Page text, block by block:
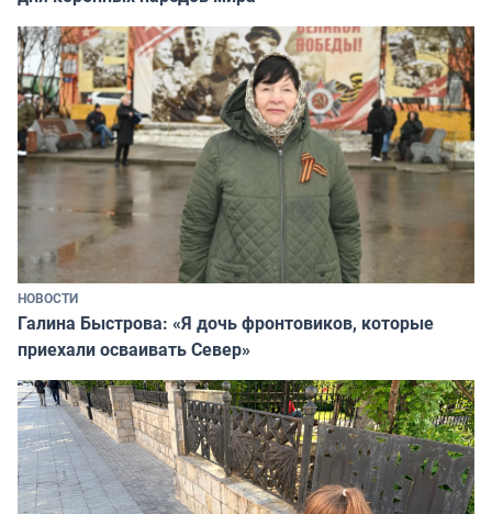
НОВОСТИ
Галина Быстрова: «Я дочь фронтовиков, которые
приехали осваивать Север»